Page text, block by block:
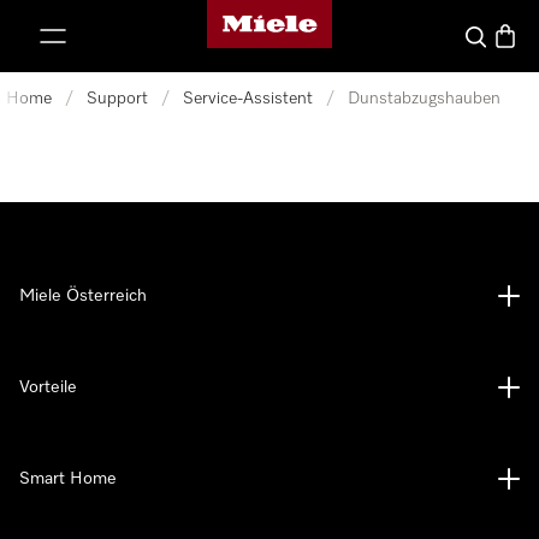
Miele-Homepage
Suche
Home / Support / Service-Assistent / Dunstabzugshauben
Miele Österreich
Vorteile
Smart Home